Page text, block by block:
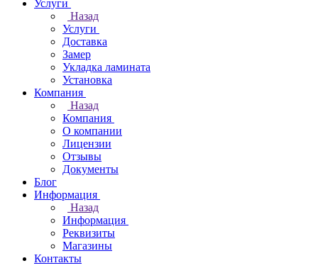
Услуги
Назад
Услуги
Доставка
Замер
Укладка ламината
Установка
Компания
Назад
Компания
О компании
Лицензии
Отзывы
Документы
Блог
Информация
Назад
Информация
Реквизиты
Магазины
Контакты